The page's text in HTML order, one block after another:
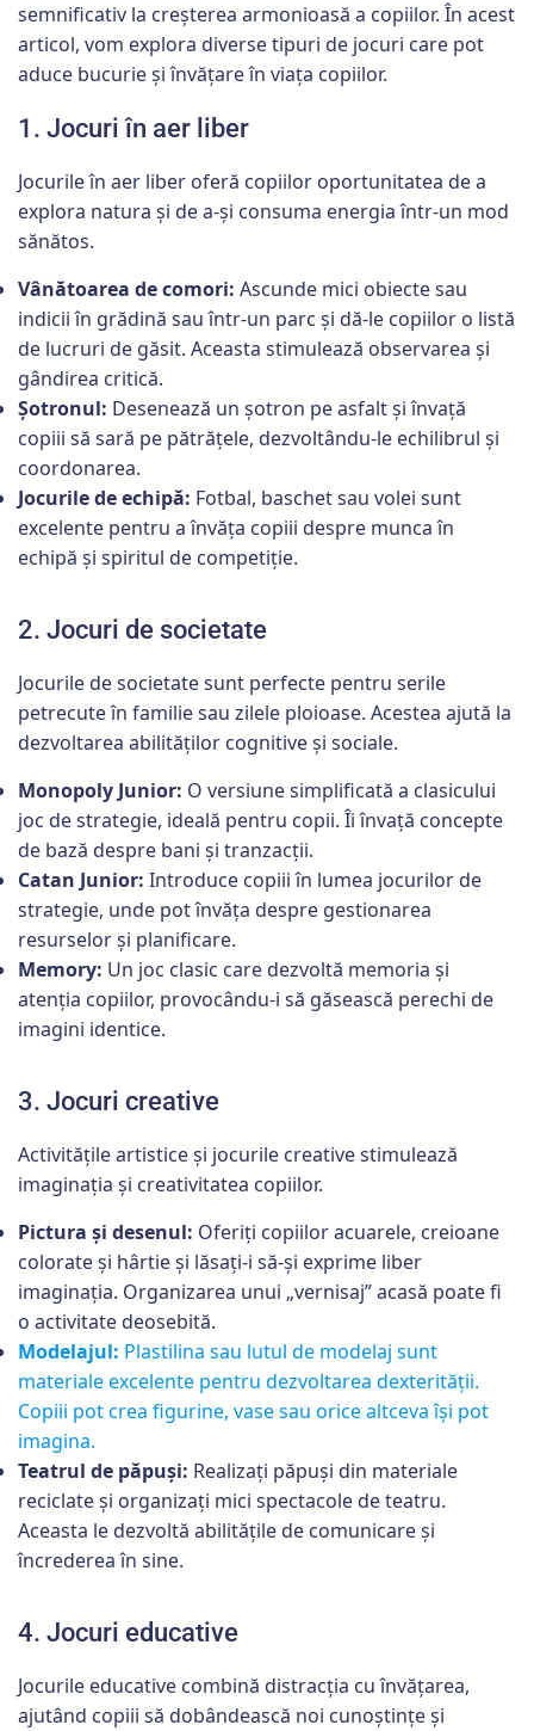
semnificativ la creșterea armonioasă a copiilor. În acest
articol, vom explora diverse tipuri de jocuri care pot
aduce bucurie și învățare în viața copiilor.
1. Jocuri în aer liber
Jocurile în aer liber oferă copiilor oportunitatea de a
explora natura și de a-și consuma energia într-un mod
sănătos.
Vânătoarea de comori: Ascunde mici obiecte sau
indicii în grădină sau într-un parc și dă-le copiilor o listă
de lucruri de găsit. Aceasta stimulează observarea și
gândirea critică.
Șotronul: Desenează un șotron pe asfalt și învață
copiii să sară pe pătrățele, dezvoltându-le echilibrul și
coordonarea.
Jocurile de echipă: Fotbal, baschet sau volei sunt
excelente pentru a învăța copiii despre munca în
echipă și spiritul de competiție.
2. Jocuri de societate
Jocurile de societate sunt perfecte pentru serile
petrecute în familie sau zilele ploioase. Acestea ajută la
dezvoltarea abilităților cognitive și sociale.
Monopoly Junior: O versiune simplificată a clasicului
joc de strategie, ideală pentru copii. Îi învață concepte
de bază despre bani și tranzacții.
Catan Junior: Introduce copiii în lumea jocurilor de
strategie, unde pot învăța despre gestionarea
resurselor și planificare.
Memory: Un joc clasic care dezvoltă memoria și
atenția copiilor, provocându-i să găsească perechi de
imagini identice.
3. Jocuri creative
Activitățile artistice și jocurile creative stimulează
imaginația și creativitatea copiilor.
Pictura și desenul: Oferiți copiilor acuarele, creioane
colorate și hârtie și lăsați-i să-și exprime liber
imaginația. Organizarea unui „vernisaj” acasă poate fi
o activitate deosebită.
Modelajul: Plastilina sau lutul de modelaj sunt
materiale excelente pentru dezvoltarea dexterității.
Copiii pot crea figurine, vase sau orice altceva își pot
imagina.
Teatrul de păpuși: Realizați păpuși din materiale
reciclate și organizați mici spectacole de teatru.
Aceasta le dezvoltă abilitățile de comunicare și
încrederea în sine.
4. Jocuri educative
Jocurile educative combină distracția cu învățarea,
ajutând copiii să dobândească noi cunoștințe și